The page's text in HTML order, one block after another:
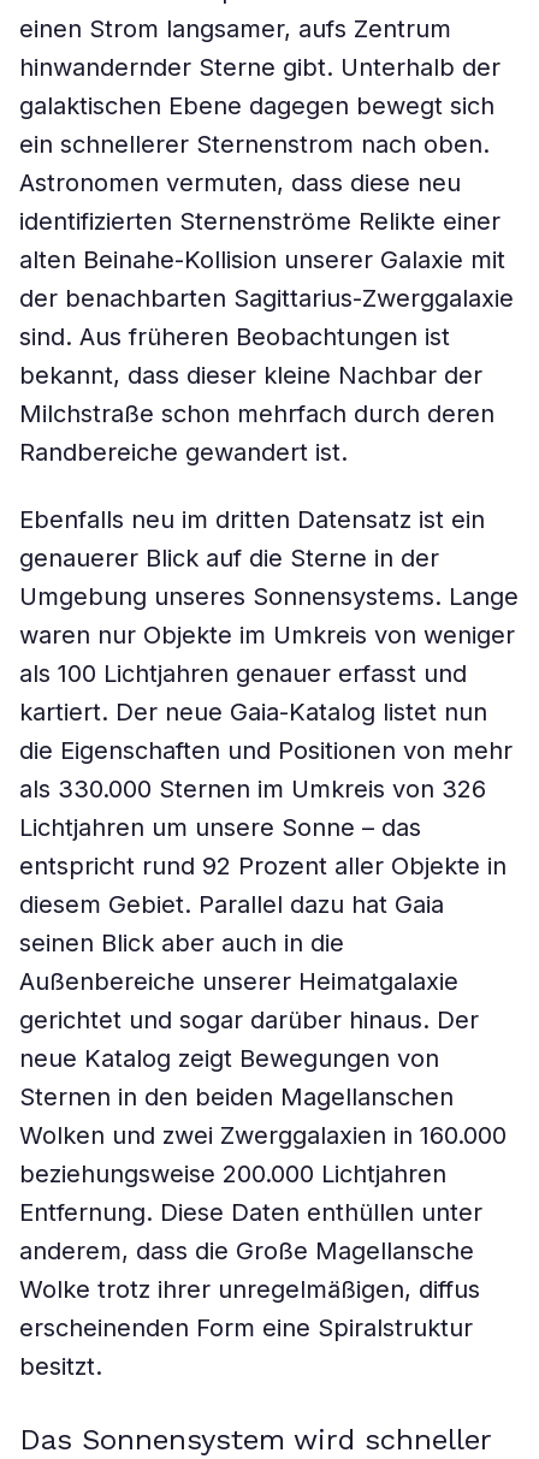
einen Strom langsamer, aufs Zentrum
hinwandernder Sterne gibt. Unterhalb der
galaktischen Ebene dagegen bewegt sich
ein schnellerer Sternenstrom nach oben.
Astronomen vermuten, dass diese neu
identifizierten Sternenströme Relikte einer
alten Beinahe-Kollision unserer Galaxie mit
der benachbarten Sagittarius-Zwerggalaxie
sind. Aus früheren Beobachtungen ist
bekannt, dass dieser kleine Nachbar der
Milchstraße schon mehrfach durch deren
Randbereiche gewandert ist.
Ebenfalls neu im dritten Datensatz ist ein
genauerer Blick auf die Sterne in der
Umgebung unseres Sonnensystems. Lange
waren nur Objekte im Umkreis von weniger
als 100 Lichtjahren genauer erfasst und
kartiert. Der neue Gaia-Katalog listet nun
die Eigenschaften und Positionen von mehr
als 330.000 Sternen im Umkreis von 326
Lichtjahren um unsere Sonne – das
entspricht rund 92 Prozent aller Objekte in
diesem Gebiet. Parallel dazu hat Gaia
seinen Blick aber auch in die
Außenbereiche unserer Heimatgalaxie
gerichtet und sogar darüber hinaus. Der
neue Katalog zeigt Bewegungen von
Sternen in den beiden Magellanschen
Wolken und zwei Zwerggalaxien in 160.000
beziehungsweise 200.000 Lichtjahren
Entfernung. Diese Daten enthüllen unter
anderem, dass die Große Magellansche
Wolke trotz ihrer unregelmäßigen, diffus
erscheinenden Form eine Spiralstruktur
besitzt.
Das Sonnensystem wird schneller